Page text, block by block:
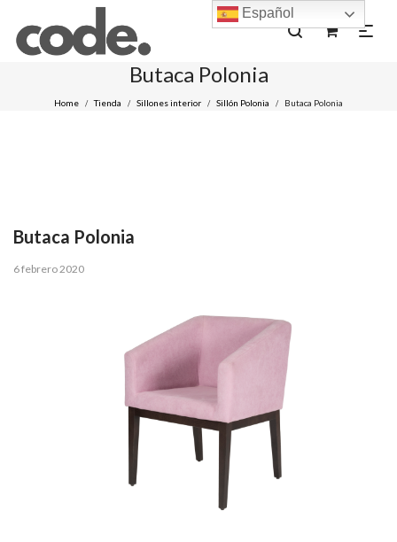
Butaca Polonia
Home / Tienda / Sillones interior / Sillón Polonia / Butaca Polonia
Butaca Polonia
Posted
6 febrero 2020
Español